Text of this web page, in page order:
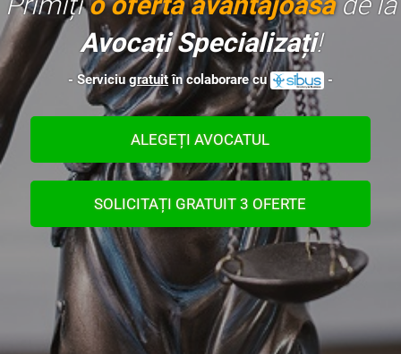
Avocați Specializați!
- Serviciugratuitîn colaborare cu -
ALEGEȚI AVOCATUL
SOLICITAȚI GRATUIT 3 OFERTE